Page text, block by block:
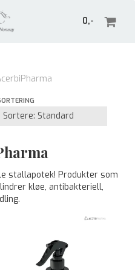
0,-
stallapotek! Produkter som
kløe, antibakteriell,